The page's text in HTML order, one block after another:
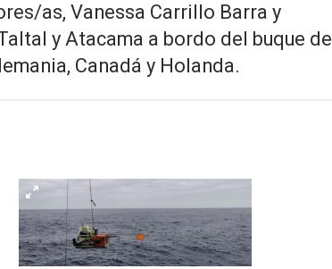
as, Vanessa Carrillo Barra y
y Atacama a bordo del buque de
Canadá y Holanda.